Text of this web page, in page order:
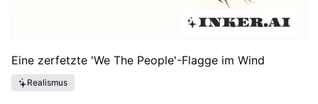
Eine zerfetzte 'We The People'-Flagge im Wind
Realismus